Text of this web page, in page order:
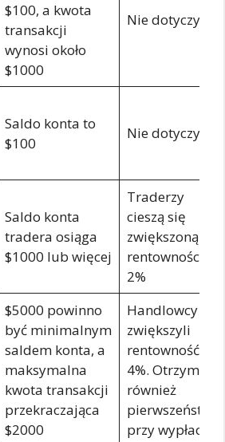
$100, a kwota
transakcji
wynosi około
$1000
Nie dotyczy
Saldo konta to
$100
Nie dotyczy
Saldo konta
tradera osiąga
$1000 lub więcej
Traderzy
cieszą się
zwiększoną
rentownością
2%
$5000 powinno
być minimalnym
saldem konta, a
maksymalna
kwota transakcji
przekraczająca
$2000
Handlowcy
zwiększyli
rentowność o
4%. Otrzymują
również
pierwszeństwo
przy wypłacie.